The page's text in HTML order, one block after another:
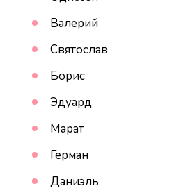
Валерий
Святослав
Борис
Эдуард
Марат
Герман
Даниэль